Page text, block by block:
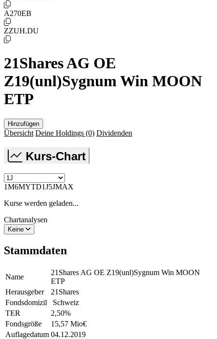
A270EB
ZZUH.DU
21Shares AG OE
Z19(unl)Sygnum Win MOON
ETP
Hinzufügen
Übersicht Deine Holdings (0) Dividenden
Kurs-Chart
1M6MYTD1J5JMAX
Kurse werden geladen...
Chartanalysen
Keine
Stammdaten
Name
21Shares AG OE Z19(unl)Sygnum Win MOON
ETP
Herausgeber
21Shares
Fondsdomizil
Schweiz
TER
2,50%
Fondsgröße
15,57 Mio€
Auflagedatum 04.12.2019